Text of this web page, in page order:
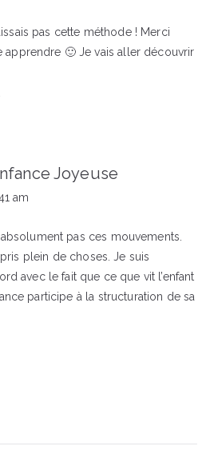
pas cette méthode ! Merci
apprendre 🙂 Je vais aller découvrir
Joyeuse
am
pas ces mouvements.
plein de choses. Je suis
avec le fait que ce que vit l’enfant
participe à la structuration de sa